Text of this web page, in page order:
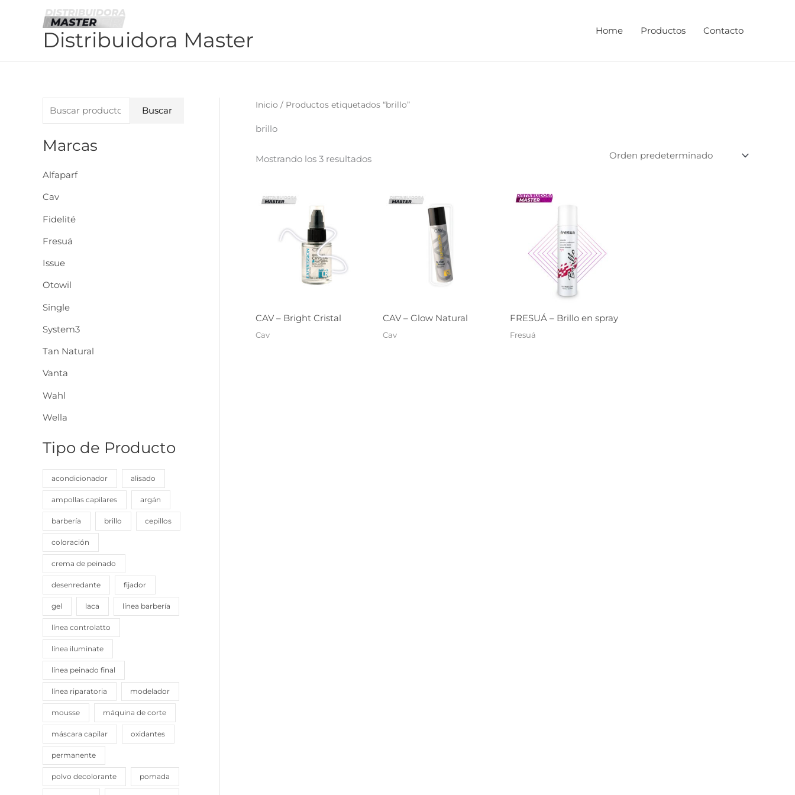
Distribuidora Master Home Productos Contacto
u
s
a
r
r
:
Buscar
Marcas
Alfaparf
Cav
Fidelité
Fresuá
Issue
Otowil
Single
System3
Tan Natural
Vanta
Wahl
Wella
Tipo de Producto
acondicionador alisado
ampollas capilares argán
barbería brillo cepillos
coloración
crema de peinado
desenredante fijador
gel laca línea barbería
línea controlatto
línea iluminate
línea peinado final
línea riparatoria modelador
mousse máquina de corte
máscara capilar oxidantes
permanente
polvo decolorante pomada
Inicio / Productos etiquetados “brillo”
brillo
Mostrando los 3 resultados
CAV – Bright Cristal
Cav
CAV – Glow Natural
Cav
FRESUÁ – Brillo en spray
Fresuá